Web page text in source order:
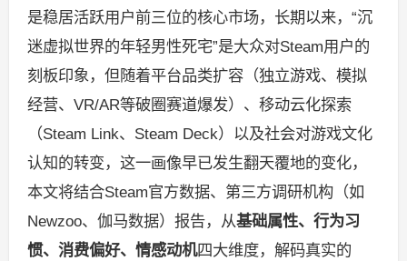
是稳居活跃用户前三位的核心市场，长期以来，“沉
迷虚拟世界的年轻男性死宅”是大众对Steam用户的
刻板印象，但随着平台品类扩容（独立游戏、模拟
经营、VR/AR等破圈赛道爆发）、移动云化探索
（Steam Link、Steam Deck）以及社会对游戏文化
认知的转变，这一画像早已发生翻天覆地的变化，
本文将结合Steam官方数据、第三方调研机构（如
Newzoo、伽马数据）报告，从基础属性、行为习
惯、消费偏好、情感动机四大维度，解码真实的